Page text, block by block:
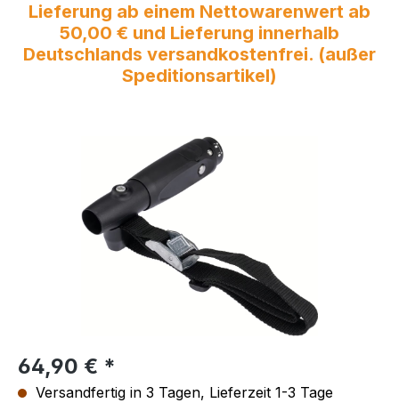
Lieferung ab einem Nettowarenwert ab
50,00 € und Lieferung innerhalb
Deutschlands versandkostenfrei. (außer
Speditionsartikel)
Bildergalerie überspringen
Regulärer Preis:
64,90 €
Versandfertig in 3 Tagen, Lieferzeit 1-3 Tage